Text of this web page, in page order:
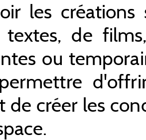
les
textes, de
ou
de créer les